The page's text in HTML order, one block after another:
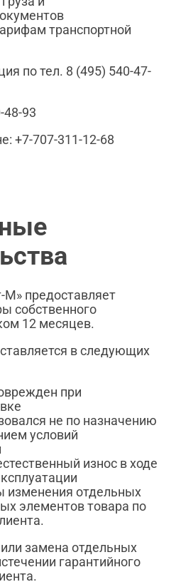
транспортной
по тел. 8 (495) 540-47-
48-93
+7-707-311-12-68
предоставляет
собственного
12 месяцев.
в следующих
при
не по назначению
условий
износ в ходе
изменения отдельных
элементов товара по
замена отдельных
гарантийного